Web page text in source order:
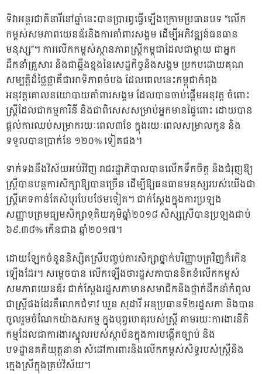
ទិវាអន្តរជាតិនារីនៅឆ្នាំនេះបានប្រារព្ធធ្វើឡើងក្រោមប្រធានបទ “លើក
កម្ពស់សមភាពយេនឌ័រនិងការគាំពារសង្គម ដើម្បីអភិវឌ្ឍន៍ធនធាន
មនុស្ស”។ ការលើកកម្ពស់ស្ថានភាពស្រ្តីកម្ពុជាដែលជាម្តាយ ជាអ្នក
ដឹកនាំគ្រួសារ និងជាឆ្អឹងខ្នងនៃសេដ្ឋកិច្ចនិងសង្គម ប្រកបដោយគុណ
សម្បត្តិដ៏ថ្លៃថ្លាគឺជាអាទិភាពចំបង ដែលពេលនេះកម្ពុជាកំពុង
អនុវត្តគោលនយោបាយគាំពារសង្គម ដែលបានចាប់ផ្តើមអនុវត្ត ចំពោះ
ស្ត្រីដែលជាកម្មការិនី និងជាពិសេសសម្រាប់អ្នកមានផ្ទៃពោះ ដោយបាន
ផ្តល់ការឈប់សម្រាករយៈពេល៣ខែ ក្នុងរយៈពេលសម្រាលកូន និង
ទទួលបានប្រាក់ខែ ១២០% ទៀតផង។
ទាក់ទងនឹងវិស័យអប់រំវិញ រាជរដ្ឋាភិបាលបានលើកទឹកចិត្ត និងជំរុញឱ្យ
ស្ត្រីបានបន្តការសិក្សាឱ្យបានច្រើន ដើម្បីឱ្យធនធានមនុស្សរបស់យើងជា
ស្ត្រីភេទកាន់តែសំបូរបែបថែមទៀត។ ជាក់ស្តែងក្នុងការប្រឡង
សញ្ញាបត្រមធ្យមសិក្សាទុតិយភូមិឆ្នាំ២០១៨ សិស្សស្រីបានប្រឡងជាប់
៦៩.៣៨% កើនជាង ឆ្នាំ២០១៧។
ដោយឡែកចំនួននិស្សិតស្រីបញ្ចប់ការសិក្សាថ្នាក់បរិញ្ញាបត្រវិញក៏កើន
ឡើងដែរ។ សម្តេចបាន លើកឡើងថារដ្ឋសភាបានខិតខំលើកកម្ពស់
សមភាពយេនឌ័រ ជាក់ស្តែងរដ្ឋសភាមានសមាជិកនិងថ្នាក់ដឹកនាំកំពូល
ជាស្រ្តីផងដែរគឺលោកជំទាវ ឃួន សុដារី អនុប្រធានទី២រដ្ឋសភា និងបាន
ចូលរួមចំណែកយ៉ាងសកម្ម ក្នុងបុព្វហេតុរបស់ស្រ្តី តាមរយៈការងារនីតិ
កម្មដែលជាការងារស្នូលរបស់ស្ថាប័នក្នុងការបង្កើតច្បាប់ និង
បទដ្ឋានគតិយុត្តនានា សំដៅការពារនិងលើកកម្ពស់សិទ្ធរបស់ស្រ្តីនិង
ក្មេងស្រីក្នុងគ្រប់វិស័យ។